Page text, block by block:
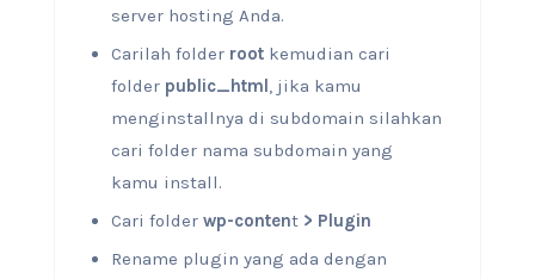
server hosting Anda.
Carilah folder rootkemudian cari
folder public_html, jika kamu
menginstallnya di subdomain silahkan
cari folder nama subdomain yang
kamu install.
Cari folder wp-content > Plugin
Rename plugin yang ada dengan